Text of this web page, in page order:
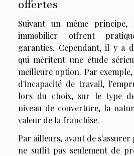
offertes
Suivant un même principe,
immobilier offrent
garanties. Cependant, il y a
qui méritent une étude
meilleure option. Par
d'incapacité de travail,
lors du choix, sur le type
niveau de couverture, la
valeur de la franchise.
Par ailleurs, avant de
ne suffit pas seulement de